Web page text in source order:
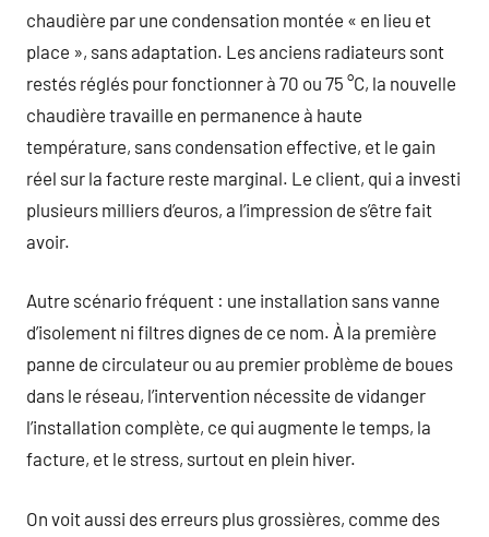
chaudière par une condensation montée « en lieu et
place », sans adaptation. Les anciens radiateurs sont
restés réglés pour fonctionner à 70 ou 75 °C, la nouvelle
chaudière travaille en permanence à haute
température, sans condensation effective, et le gain
réel sur la facture reste marginal. Le client, qui a investi
plusieurs milliers d’euros, a l’impression de s’être fait
avoir.
Autre scénario fréquent : une installation sans vanne
d’isolement ni filtres dignes de ce nom. À la première
panne de circulateur ou au premier problème de boues
dans le réseau, l’intervention nécessite de vidanger
l’installation complète, ce qui augmente le temps, la
facture, et le stress, surtout en plein hiver.
On voit aussi des erreurs plus grossières, comme des